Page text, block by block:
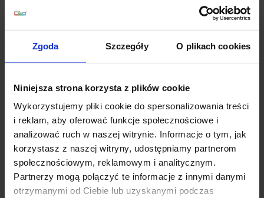
Zgoda Szczegóły O plikach cookies
Niniejsza strona korzysta z plików cookie
Wykorzystujemy pliki cookie do spersonalizowania treści
i reklam, aby oferować funkcje społecznościowe i
analizować ruch w naszej witrynie. Informacje o tym, jak
korzystasz z naszej witryny, udostępniamy partnerom
społecznościowym, reklamowym i analitycznym.
Partnerzy mogą połączyć te informacje z innymi danymi
otrzymanymi od Ciebie lub uzyskanymi podczas
Lutec QUBOto nowoczesna lampa ścienna do
montażu na zewnątrz, o geometrycznym wyglądzie.
Kinkiet wykonany jest z aluminium, wykończony w
kolorze antracyt. Emituje ciepłe, białe światło o mocy
8W. Będzie pięknie się prezentował na tarasie lub